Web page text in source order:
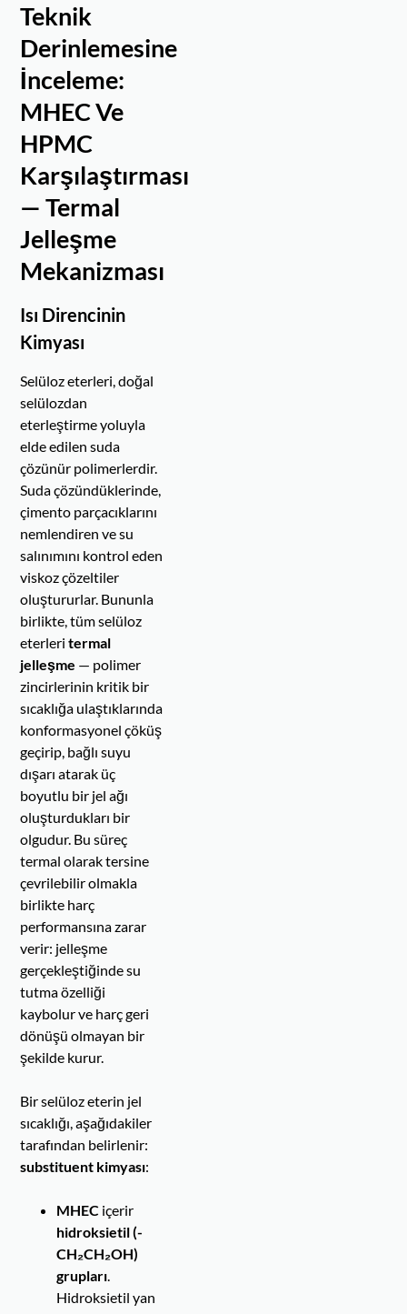
Teknik
Derinlemesine
İnceleme:
MHEC Ve
HPMC
Karşılaştırması
— Termal
Jelleşme
Mekanizması
Isı Direncinin
Kimyası
Selüloz eterleri, doğal
selülozdan
eterleştirme yoluyla
elde edilen suda
çözünür polimerlerdir.
Suda çözündüklerinde,
çimento parçacıklarını
nemlendiren ve su
salınımını kontrol eden
viskoz çözeltiler
oluştururlar. Bununla
birlikte, tüm selüloz
eterleritermal
jelleşme — polimer
zincirlerinin kritik bir
sıcaklığa ulaştıklarında
konformasyonel çöküş
geçirip, bağlı suyu
dışarı atarak üç
boyutlu bir jel ağı
oluşturdukları bir
olgudur. Bu süreç
termal olarak tersine
çevrilebilir olmakla
birlikte harç
performansına zarar
verir: jelleşme
gerçekleştiğinde su
tutma özelliği
kaybolur ve harç geri
dönüşü olmayan bir
şekilde kurur.
Bir selüloz eterin jel
sıcaklığı, aşağıdakiler
tarafından belirlenir:
substituent kimyası:
MHEC içerir
hidroksietil (-
CH₂CH₂OH)
grupları.
Hidroksietil yan